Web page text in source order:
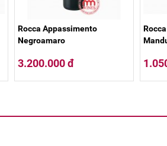
Rocca Appassimento
Negroamaro
3.200.000 đ